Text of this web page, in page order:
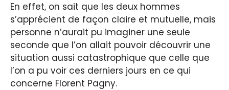
En effet, on sait que les deux hommes
s’apprécient de façon claire et mutuelle, mais
personne n’aurait pu imaginer une seule
seconde que l’on allait pouvoir découvrir une
situation aussi catastrophique que celle que
l’on a pu voir ces derniers jours en ce qui
concerne Florent Pagny.